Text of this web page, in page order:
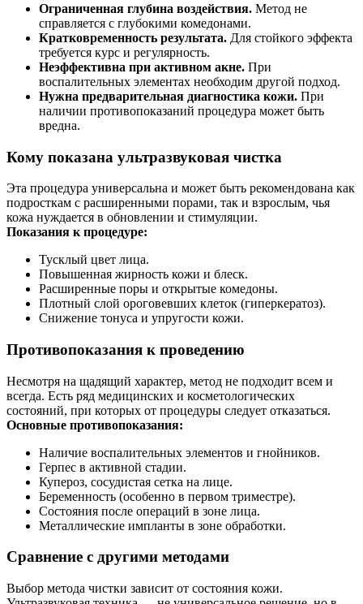
Ограниченная глубина воздействия. Метод не
справляется с глубокими комедонами.
Кратковременность результата. Для стойкого эффекта
требуется курс и регулярность.
Неэффективна при активном акне. При
воспалительных элементах необходим другой подход.
Нужна предварительная диагностика кожи. При
наличии противопоказаний процедура может быть
вредна.
Кому показана ультразвуковая чистка
Эта процедура универсальна и может быть рекомендована как
подросткам с расширенными порами, так и взрослым, чья
кожа нуждается в обновлении и стимуляции.
Показания к процедуре:
Тусклый цвет лица.
Повышенная жирность кожи и блеск.
Расширенные поры и открытые комедоны.
Плотный слой ороговевших клеток (гиперкератоз).
Снижение тонуса и упругости кожи.
Противопоказания к проведению
Несмотря на щадящий характер, метод не подходит всем и
всегда. Есть ряд медицинских и косметологических
состояний, при которых от процедуры следует отказаться.
Основные противопоказания:
Наличие воспалительных элементов и гнойников.
Герпес в активной стадии.
Купероз, сосудистая сетка на лице.
Беременность (особенно в первом триместре).
Состояния после операций в зоне лица.
Металлические импланты в зоне обработки.
Сравнение с другими методами
Выбор метода чистки зависит от состояния кожи.